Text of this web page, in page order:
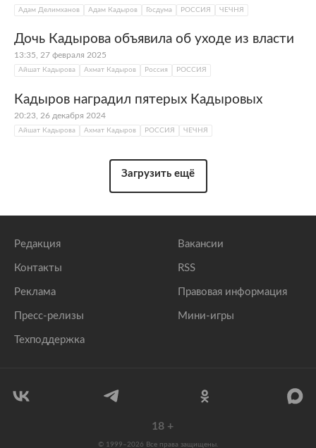
Адам Делимханов Адам Кадыров Госдума РОССИЯ ЧЕЧНЯ
Дочь Кадырова объявила об уходе из власти
13:35, 27 февраля 2025
Айшат Кадырова Ахмат Кадыров Россия РОССИЯ
Кадыров наградил пятерых Кадыровых
20:23, 26 декабря 2024
Айшат Кадырова Ахмат Кадыров РОССИЯ ЧЕЧНЯ
Загрузить ещё
Редакция
Контакты
Реклама
Пресс-релизы
Техподдержка
Вакансии
RSS
Правовая информация
Мини-игры
18 +
© 1999–2026 Все права защищены.